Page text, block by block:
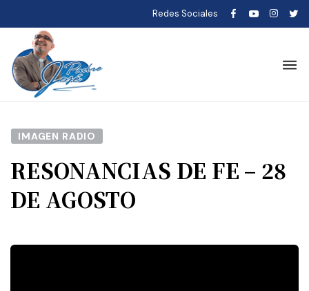
Redes Sociales
IMAGEN RADIO
RESONANCIAS DE FE – 28
DE AGOSTO